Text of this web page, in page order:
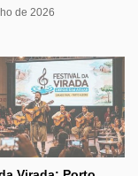
de 2026